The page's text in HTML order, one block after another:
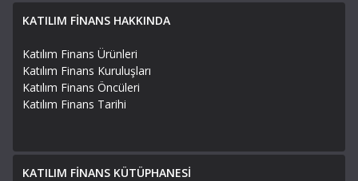
KATILIM FİNANS HAKKINDA
Katılım Finans Ürünleri
Katılım Finans Kuruluşları
Katılım Finans Öncüleri
Katılım Finans Tarihi
KATILIM FİNANS KÜTÜPHANESİ